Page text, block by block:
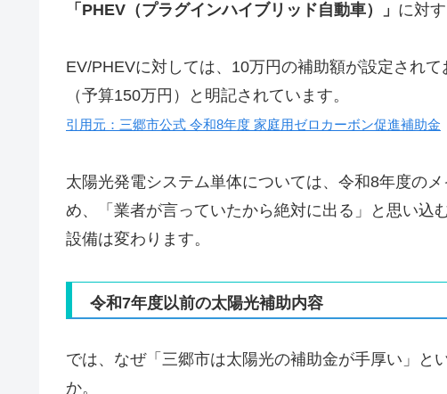
「PHEV（プラグインハイブリッド自動車）」 に対
EV/PHEVに対しては、10万円の補助額が設定され
（予算150万円）と明記されています。
引用元：三郷市公式 令和8年度 家庭用ゼロカーボン促進補助金
太陽光発電システム単体については、令和8年度の
め、「業者が言っていたから絶対に出る」と思い込
設備は変わります。
令和7年度以前の太陽光補助内容
では、なぜ「三郷市は太陽光の補助金が手厚い」と
か。